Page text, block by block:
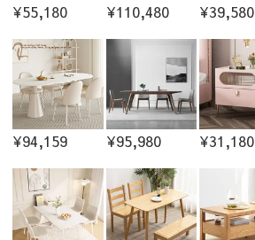
¥55,180 ¥110,480 ¥39,580
¥94,159 ¥95,980 ¥31,180